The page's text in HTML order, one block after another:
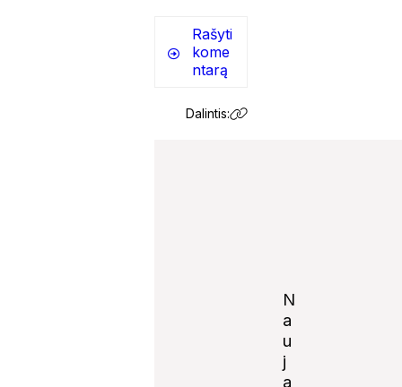
Rašyti
kome
ntarą
Dalintis:
N
a
u
j
a